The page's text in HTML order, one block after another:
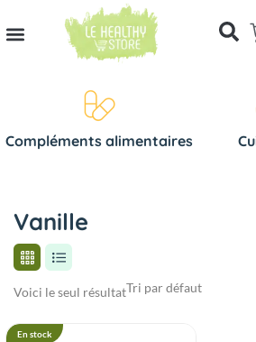
Compléments alimentaires
Vanille
Voici le seul résultat
En stock